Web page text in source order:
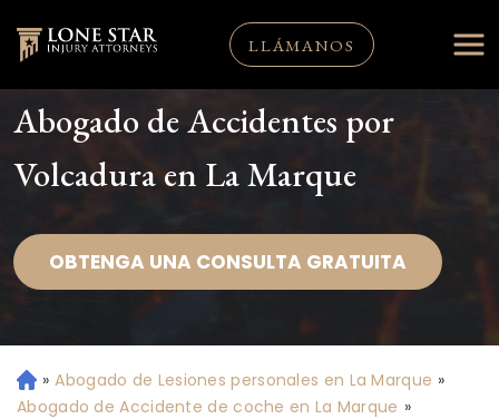
LLÁMANOS
Abogado de Accidentes por
Volcadura en La Marque
OBTENGA UNA CONSULTA GRATUITA
Ini
ci
» Abogado de Lesiones personales en La Marque »
Abogado de Accidente de coche en La Marque »